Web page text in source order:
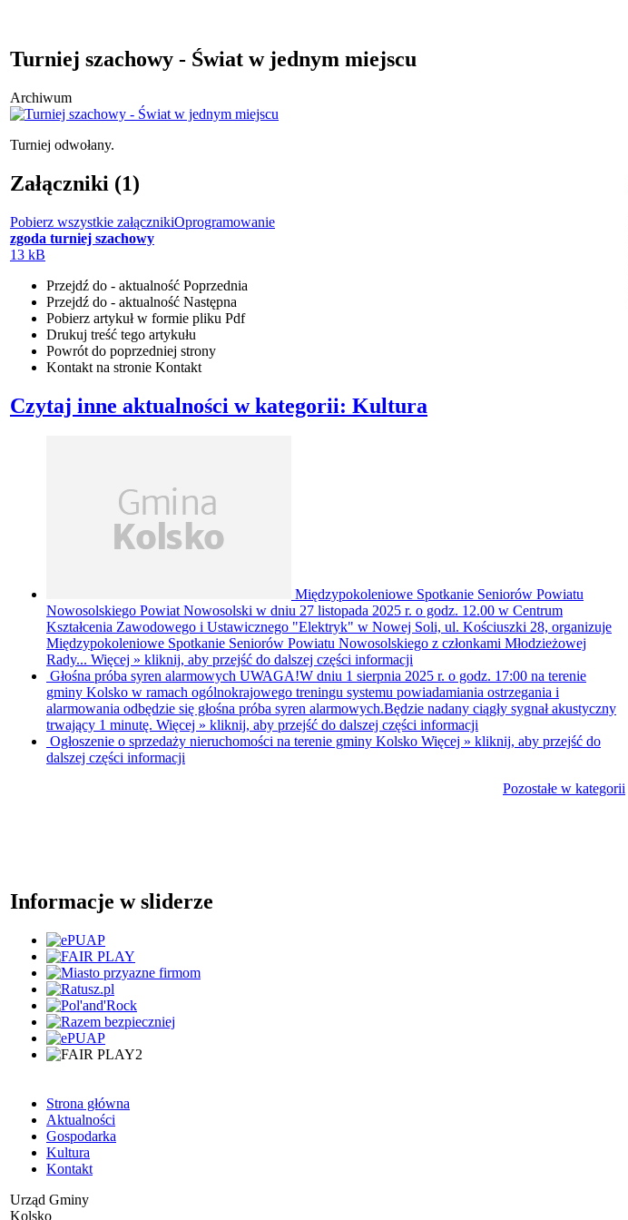
Turniej szachowy - Świat w jednym miejscu
Archiwum
Turniej odwołany.
Załączniki (1)
Pobierz wszystkie załącznikiOprogramowanie
zgoda turniej szachowy
13 kB
Przejdź do - aktualność Poprzednia
Przejdź do - aktualność Następna
Pobierz artykuł w formie pliku Pdf
Drukuj treść tego artykułu
Powrót do poprzedniej strony
Kontakt na stronie Kontakt
Czytaj inne aktualności w kategorii: Kultura
Międzypokoleniowe Spotkanie Seniorów Powiatu
Nowosolskiego Powiat Nowosolski w dniu 27 listopada 2025 r. o godz. 12.00 w Centrum
Kształcenia Zawodowego i Ustawicznego "Elektryk" w Nowej Soli, ul. Kościuszki 28, organizuje
Międzypokoleniowe Spotkanie Seniorów Powiatu Nowosolskiego z członkami Młodzieżowej
Rady... Więcej » kliknij, aby przejść do dalszej części informacji
Głośna próba syren alarmowych UWAGA!W dniu 1 sierpnia 2025 r. o godz. 17:00 na terenie
gminy Kolsko w ramach ogólnokrajowego treningu systemu powiadamiania ostrzegania i
alarmowania odbędzie się głośna próba syren alarmowych.Będzie nadany ciągły sygnał akustyczny
trwający 1 minutę. Więcej » kliknij, aby przejść do dalszej części informacji
Ogłoszenie o sprzedaży nieruchomości na terenie gminy Kolsko Więcej » kliknij, aby przejść do
dalszej części informacji
Pozostałe w kategorii
Informacje w sliderze
Strona główna
Aktualności
Gospodarka
Kultura
Kontakt
Urząd Gminy
Kolsko